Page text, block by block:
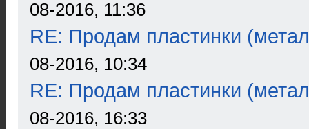
08-2016, 11:36
RE: Продам пластинки
08-2016, 10:34
RE: Продам пластинки
08-2016, 16:33